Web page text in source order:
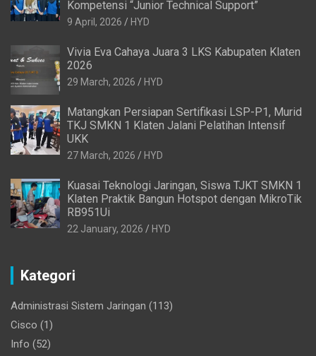
Kompetensi “Junior Technical Support”
9 April, 2026 HYD
Vivia Eva Cahaya Juara 3 LKS Kabupaten Klaten
2026
29 March, 2026 HYD
Matangkan Persiapan Sertifikasi LSP-P1, Murid
TKJ SMKN 1 Klaten Jalani Pelatihan Intensif
UKK
27 March, 2026 HYD
Kuasai Teknologi Jaringan, Siswa TJKT SMKN 1
Klaten Praktik Bangun Hotspot dengan MikroTik
RB951Ui
22 January, 2026 HYD
Kategori
Administrasi Sistem Jaringan (113)
Cisco (1)
Info (52)